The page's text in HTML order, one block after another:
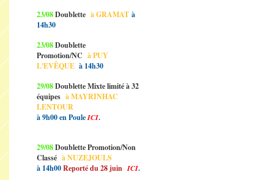
23/08Doublette à GRAMAT à
14h30
23/08Doublette
Promotion/NC à PUY
L'EVÊQUE à 14h30
29/08Doublette Mixte limité à 32
équipes à MAYRINHAC
LENTOUR
à 9h00 en PouleICI.
29/08Doublette Promotion/Non
Classé à NUZEJOULS
à 14h00Reporté du 28 juin ICI.